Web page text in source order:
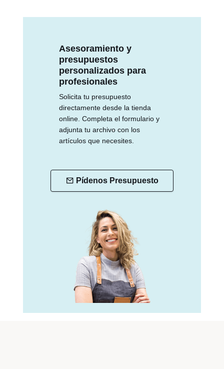
Asesoramiento y
presupuestos
personalizados para
profesionales
Solicita tu presupuesto
directamente desde la tienda
online. Completa el formulario y
adjunta tu archivo con los
artículos que necesites.
Pídenos Presupuesto